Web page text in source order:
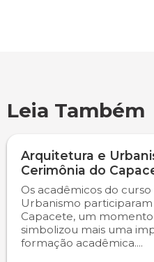
Leia Também
Arquitetura e
Cerimônia do
Os acadêmicos do
Urbanismo
Capacete, um
simbolizou mais uma
formação acadêmica....